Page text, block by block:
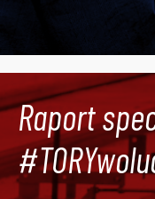
Raport